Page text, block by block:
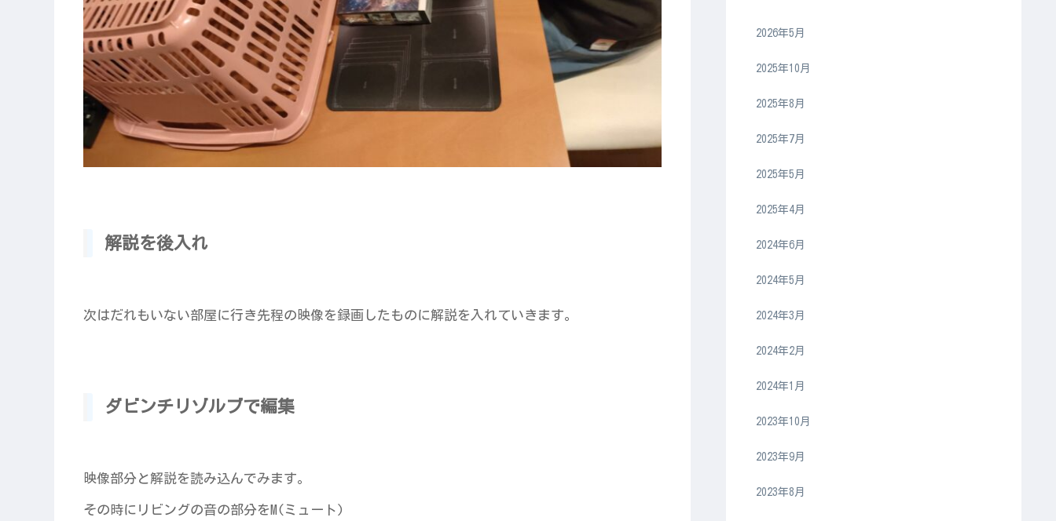
解説を後入れ
次はだれもいない部屋に行き先程の映像を録画したものに解説を入れていきます。
ダビンチリゾルブで編集
映像部分と解説を読み込んでみます。
その時にリビングの音の部分をM(ミュート)
2026年5月
2025年10月
2025年8月
2025年7月
2025年5月
2025年4月
2024年6月
2024年5月
2024年3月
2024年2月
2024年1月
2023年10月
2023年9月
2023年8月